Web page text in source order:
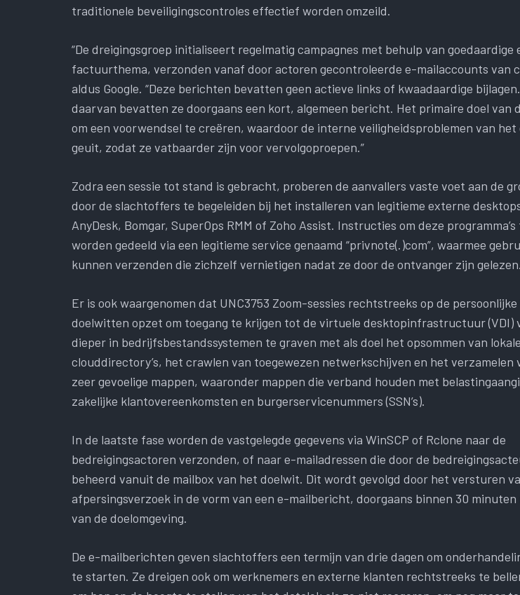
traditionele beveiligingscontroles effectief worden omzeild.
“De dreigingsgroep initialiseert regelmatig campagnes met behulp van goedaardige
factuurthema, verzonden vanaf door actoren gecontroleerde e-mailaccounts van
aldus Google. “Deze berichten bevatten geen actieve links of kwaadaardige
daarvan bevatten ze doorgaans een kort, algemeen bericht. Het primaire doel van
om een ​​voorwendsel te creëren, waardoor de interne veiligheidsproblemen van
geuit, zodat ze vatbaarder zijn voor vervolgoproepen.”
Zodra een sessie tot stand is gebracht, proberen de aanvallers vaste voet aan de
door de slachtoffers te begeleiden bij het installeren van legitieme externe
AnyDesk, Bomgar, SuperOps RMM of Zoho Assist. Instructies om deze
worden gedeeld via een legitieme service genaamd “privnote(.)com”, waarmee
kunnen verzenden die zichzelf vernietigen nadat ze door de ontvanger zijn gelezen.
Er is ook waargenomen dat UNC3753 Zoom-sessies rechtstreeks op de
doelwitten opzet om toegang te krijgen tot de virtuele desktopinfrastructuur (VDI)
dieper in bedrijfsbestandssystemen te graven met als doel het opsommen van
clouddirectory’s, het crawlen van toegewezen netwerkschijven en het verzamelen
zeer gevoelige mappen, waaronder mappen die verband houden met
zakelijke klantovereenkomsten en burgerservicenummers (SSN’s).
In de laatste fase worden de vastgelegde gegevens via WinSCP of Rclone naar de
bedreigingsactoren verzonden, of naar e-mailadressen die door de
beheerd vanuit de mailbox van het doelwit. Dit wordt gevolgd door het versturen
afpersingsverzoek in de vorm van een e-mailbericht, doorgaans binnen 30
van de doelomgeving.
De e-mailberichten geven slachtoffers een termijn van drie dagen om
te starten. Ze dreigen ook om werknemers en externe klanten rechtstreeks te